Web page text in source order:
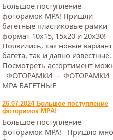
Большое поступление
фоторамок МРА! Пришли
багетные пластиковые рамки
формат 10х15, 15х20 и 20х30!
Появились, как новые
багета, так и давно известные.
Посмотреть ассортимент
ФОТОРАМКИ — ФОТОРАМКИ
МРА БАГЕТНЫЕ
26.07.2024 Большое поступление
фоторамок МРА!
Большое поступление
фоторамок МРА! Пришло